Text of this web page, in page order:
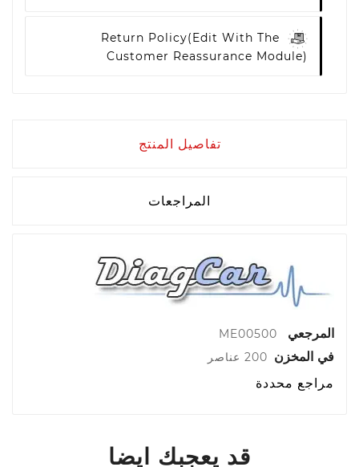
Return Policy(edit With The
Customer Reassurance Module)
تفاصيل المنتج
المراجعات
المرجعي ME00500
في المخزن 200 عناصر
مراجع محددة
قد يعجبك ايضا